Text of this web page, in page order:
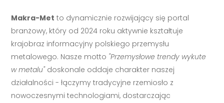
Makra-Met to dynamicznie rozwijający się portal
branżowy, który od 2024 roku aktywnie kształtuje
krajobraz informacyjny polskiego przemysłu
metalowego. Nasze motto "Przemysłowe trendy wykute
w metalu"doskonale oddaje charakter naszej
działalności - łączymy tradycyjne rzemiosło z
nowoczesnymi technologiami, dostarczając